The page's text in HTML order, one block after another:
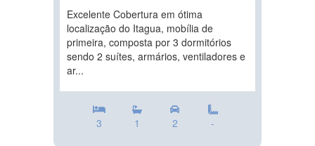
Excelente Cobertura em ótima
localização do Itagua, mobília de
primeira, composta por 3 dormitórios
sendo 2 suítes, armários, ventiladores e
ar...
3 1 2 -